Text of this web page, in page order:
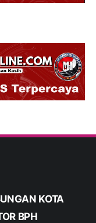
KOTA
BPH